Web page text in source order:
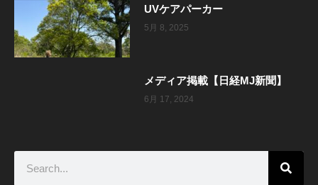
UVケアパーカー
5月 8, 2025
メディア掲載【日経MJ新聞】
6月 17, 2024